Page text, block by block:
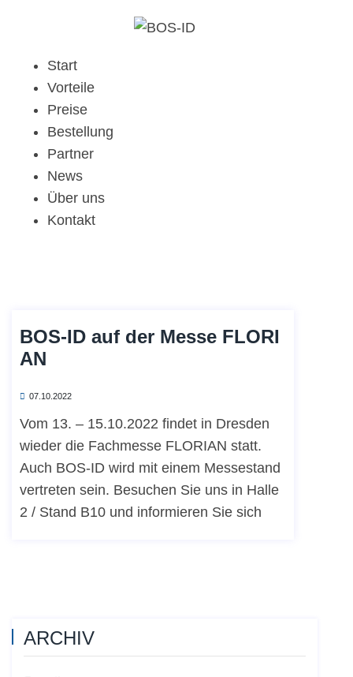
Start
Vorteile
Preise
Bestellung
Partner
News
Über uns
Kontakt
BOS-ID auf der Messe FLORI
AN
07.10.2022
Vom 13. – 15.10.2022 findet in Dresden
wieder die Fachmesse FLORIAN statt.
Auch BOS-ID wird mit einem Messestand
vertreten sein. Besuchen Sie uns in Halle
2 / Stand B10 und informieren Sie sich
ARCHIV